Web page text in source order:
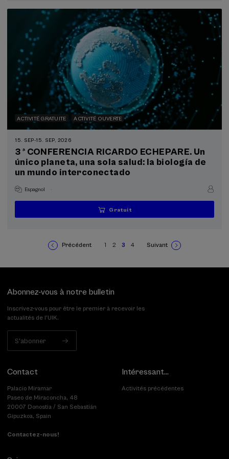
ACTIVITÉ GRATUITE ACTIVITÉ OUVERTE
15. SEP-15. SEP, 2026
3 ª CONFERENCIA RICARDO ECHEPARE. Un
único planeta, una sola salud: la biología de
un mundo interconectado
Espagnol .
...
Gratuit
Dernières
places
Gratuit
Date
passée
Liste
d'attente
Période
d'inscription
Page
Précédent Page
1 Page
2
Page
3 Page
4
Page
Suivant
Abonnez-vous à notre bulletin
Inscrivez-vous pour être le premier à recevoir les
actualités de l'UIK.
S'abonner
Contact
Palacio Miramar
Paseo de Miraconcha, 48
20007 Donostia / San Sebastián
Gipuzkoa, Spain
Contactez-nous!
Intéressant...
Activités précédentes